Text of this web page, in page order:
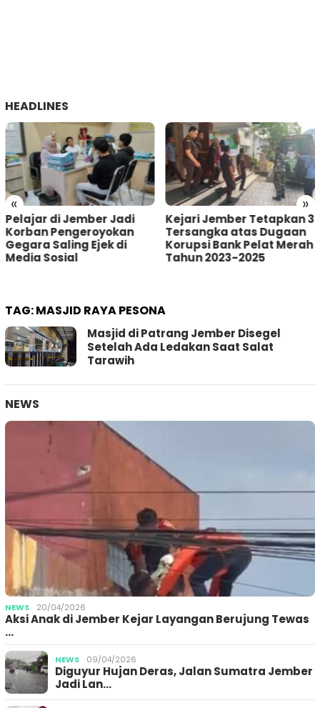
HEADLINES
« »
Kejari Jember Tetapkan 3
Tersangka atas Dugaan
Korupsi Bank Pelat Merah
Tahun 2023-2025
Pria Asal Lumajang
Tertangkap Warga
Sumberbaru Jember
saat akan Curi Kotak
TAG:MASJID RAYA PESONA
Masjid di Patrang Jember Disegel
Setelah Ada Ledakan Saat Salat
Tarawih
NEWS
NEWS 20/04/2026
Aksi Anak di Jember Kejar Layangan Berujung Tewas
…
NEWS 09/04/2026
Diguyur Hujan Deras, Jalan Sumatra Jember
Jadi Lan…